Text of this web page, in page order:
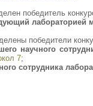
победитель
лабораторией
победители
научного
7;
сотрудника